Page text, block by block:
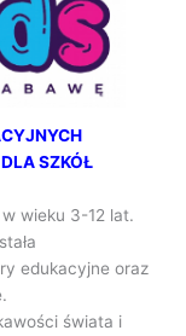
SZKÓŁ
wieku 3-12 lat.
edukacyjne oraz
świata i